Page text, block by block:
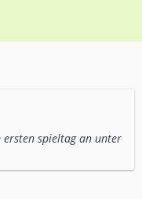
spieltag an unter